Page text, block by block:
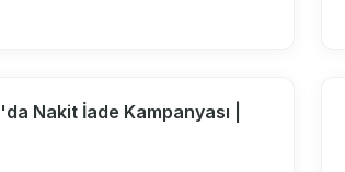
Nakit İade Kampanyası |